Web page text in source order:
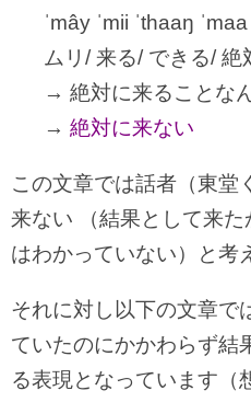
ˈmây ˈmii ˈthaaŋ
ムリ/ 来る/ できる/ 絶
→ 絶対に来ることな
→ 絶対に来ない
この文章では話者（東堂
来ない （結果として来
はわかっていない）と考
それに対し以下の文章で
ていたのにかかわらず結
る表現となっています（